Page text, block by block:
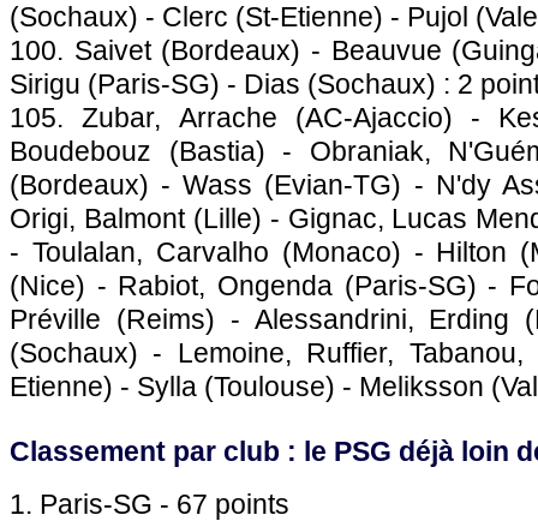
(Sochaux) - Clerc (St-Etienne) - Pujol
100. Saivet (Bordeaux) - Beauvue (
Sirigu (Paris-SG) - Dias (Sochaux) : 2
105. Zubar, Arrache (AC-Ajaccio) -
Boudebouz (Bastia) - Obraniak,
(Bordeaux) - Wass (Evian-TG) - N'dy
Origi, Balmont (Lille) - Gignac, Lucas
- Toulalan, Carvalho (Monaco) - Hilton (
(Nice) - Rabiot, Ongenda (Paris-SG) -
Préville (Reims) - Alessandrini, Erding (
(Sochaux) - Lemoine, Ruffier,
Etienne) - Sylla (Toulouse) - Meliksson
Classement par club : le PSG déjà loin
1. Paris-SG - 67 points